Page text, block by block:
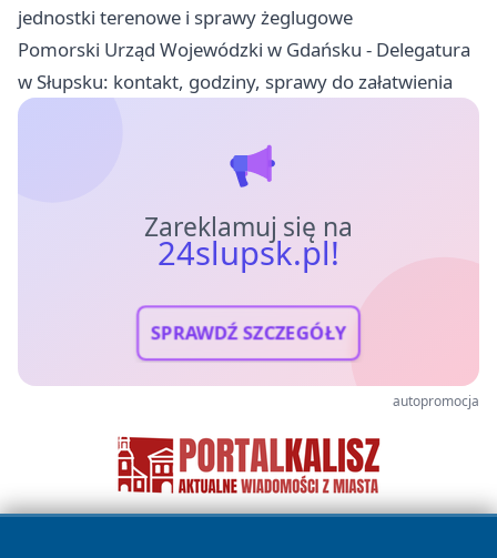
jednostki terenowe i sprawy żeglugowe
Pomorski Urząd Wojewódzki w Gdańsku - Delegatura
w Słupsku: kontakt, godziny, sprawy do załatwienia
Zareklamuj się na
24slupsk.pl!
SPRAWDŹ SZCZEGÓŁY
autopromocja